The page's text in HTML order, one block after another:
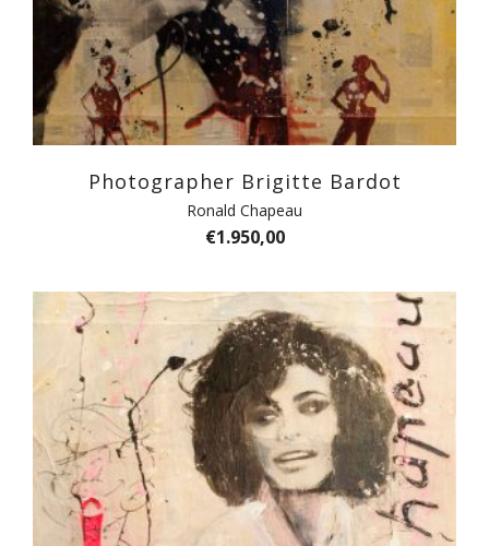
Photographer Brigitte Bardot
Ronald Chapeau
€1.950,00